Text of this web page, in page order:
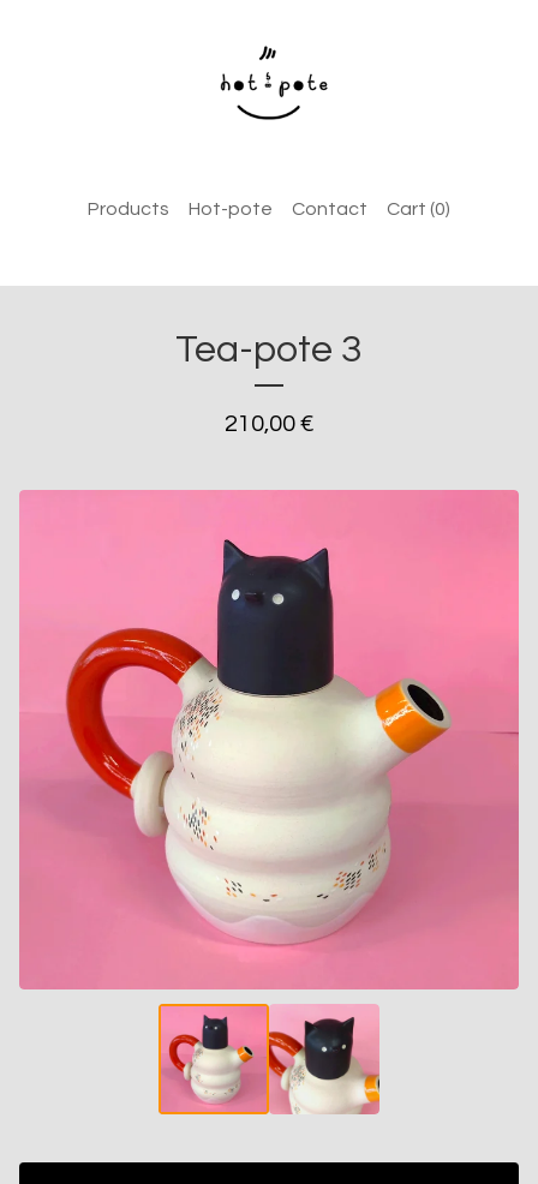
Products Hot-pote Contact Cart (0)
Tea-pote 3
210,00 €